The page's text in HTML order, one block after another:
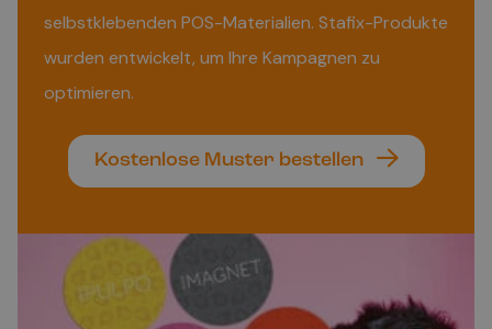
selbstklebenden POS-Materialien. Stafix-Produkte
wurden entwickelt, um Ihre Kampagnen zu
optimieren.
Kostenlose Muster bestellen